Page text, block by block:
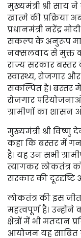
मुख्यमंत्री श्री
खात्मे की प्रक्रिया
प्रधानमंत्री नरेंद्र
संकल्प के अनुरूप
नक्सलवाद से मुक्त
राज्य सरकार बस्तर
स्वास्थ्य, रोजगार
संकल्पित है।
रोजगार
ग्रामीणों का शासन
मुख्यमंत्री श्री
कहा कि बस्तर में
है। यह उन सभी
त्यागकर लोकतंत्र
सरकार की दूरदृष्टि
लोकतंत्र की इस
महत्वपूर्ण है।
क्षेत्रों में भी मतदान
आयोजन यह साबित